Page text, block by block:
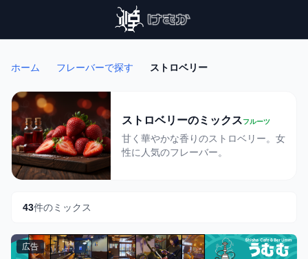
ホーム フレーバーで探す ストロベリー
ストロベリーのミックスフルーツ
甘く華やかな香りのストロベリー。女
性に人気のフレーバー。
43件のミックス
広告